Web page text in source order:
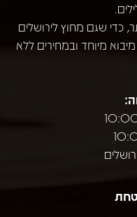
כדי שגם מחוץ לירושלים
מיוחד ובמחירים ללא